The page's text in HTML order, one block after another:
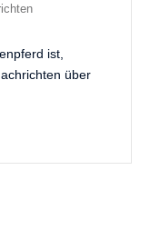
ist,
über